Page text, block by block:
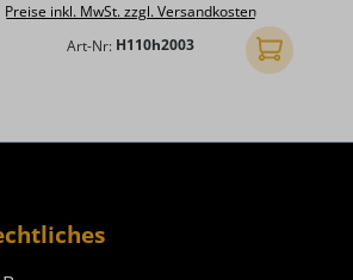
Preise inkl. MwSt. zzgl. Versandkosten
Art-Nr: H110h2003 In den